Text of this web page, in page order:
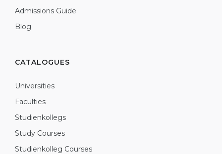
Admissions Guide
Blog
CATALOGUES
Universities
Faculties
Studienkollegs
Study Courses
Studienkolleg Courses